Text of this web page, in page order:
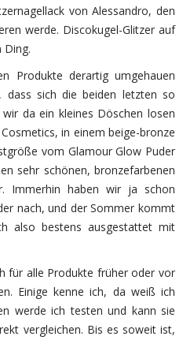
von Alessandro, den
werde. Discokugel-Glitzer auf
Ding.
Produkte derartig umgehauen
dass sich die beiden letzten so
da ein kleines Döschen losen
in einem beige-bronze
vom Glamour Glow Puder
sehr schönen, bronzefarbenen
Immerhin haben wir ja schon
nach, und der Sommer kommt
also bestens ausgestattet mit
für alle Produkte früher oder vor
Einige kenne ich, da weiß ich
werde ich testen und kann sie
vergleichen. Bis es soweit ist,